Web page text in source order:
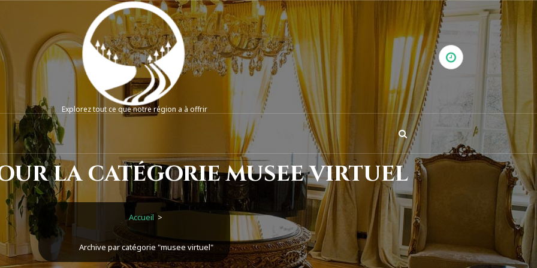
Explorez tout ce que notre région a à offrir
la catégorie musee virtuel
Accueil >
Archive par catégorie "musee virtuel"